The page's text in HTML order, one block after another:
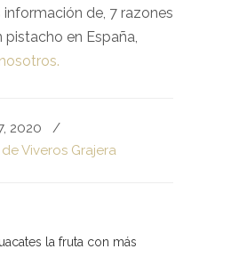
información de, 7 razones
pistacho en España,
2020
/
Viveros Grajera
la fruta con más